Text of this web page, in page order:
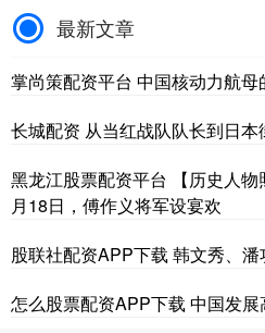
最新文章
掌尚策配资平台 中国核动力航母
长城配资 从当红战队队长到日本
黑龙江股票配资平台 【历史人
月18日，傅作义将军设宴欢
股联社配资APP下载 韩文秀、
怎么股票配资APP下载 中国发